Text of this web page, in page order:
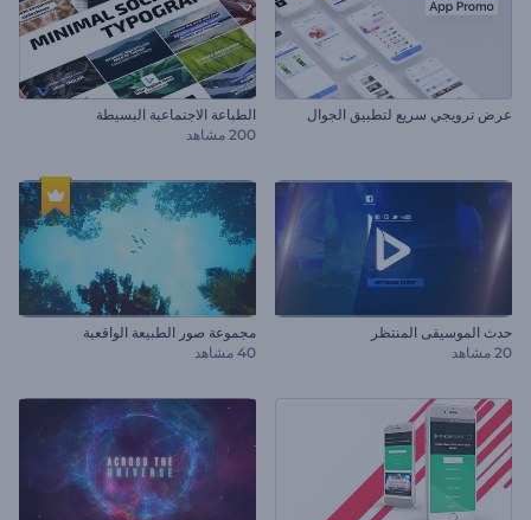
عرض ترويجي سريع لتطبيق الجوال
الطباعة الاجتماعية البسيطة
200 مشاهد
حدث الموسيقى المنتظر
20 مشاهد
مجموعة صور الطبيعة الواقعية
40 مشاهد